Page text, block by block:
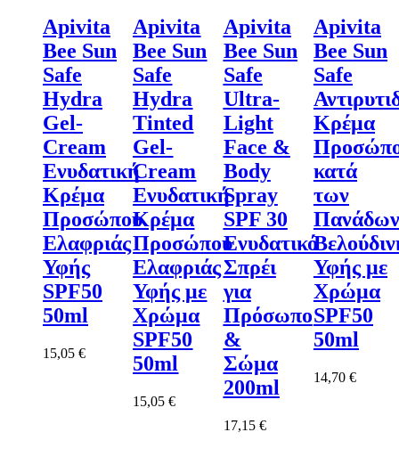
Apivita
Bee Sun
Safe
Hydra
Gel-
Cream
Ενυδατική
Κρέμα
Προσώπου
Ελαφριάς
Υφής
SPF50
50ml
15,05 €
Apivita
Bee Sun
Safe
Hydra
Tinted
Gel-
Cream
Ενυδατική
Κρέμα
Προσώπου
Ελαφριάς
Υφής με
Χρώμα
SPF50
50ml
15,05€
Apivita
Bee Sun
Safe
Ultra-
Light
Face &
Body
Spray
SPF 30
Ενυδατικό
Σπρέι
για
Πρόσωπο
&
Σώμα
200ml
17,15 €
Apivita
Bee Sun
Safe
Κρέμα
κατά
των
Πανάδων
Υφής με
Χρώμα
SPF50
50ml
14,70 €